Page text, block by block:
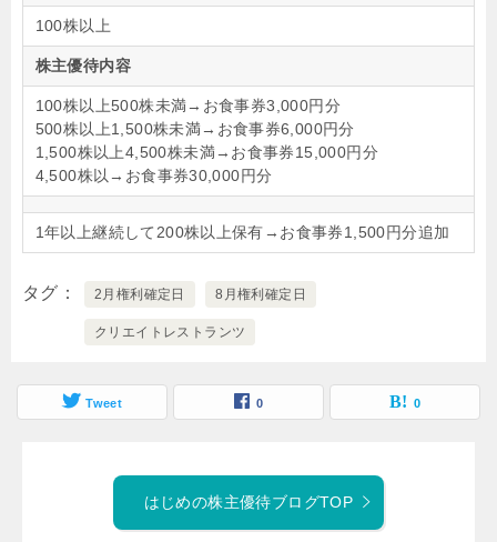
100株以上
株主優待内容
100株以上500株未満→お食事券3,000円分
500株以上1,500株未満→お食事券6,000円分
1,500株以上4,500株未満→お食事券15,000円分
4,500株以→お食事券30,000円分
1年以上継続して200株以上保有→お食事券1,500円分追加
タグ 2月権利確定日 8月権利確定日
クリエイトレストランツ
Tweet 0 0
はじめの株主優待ブログTOP